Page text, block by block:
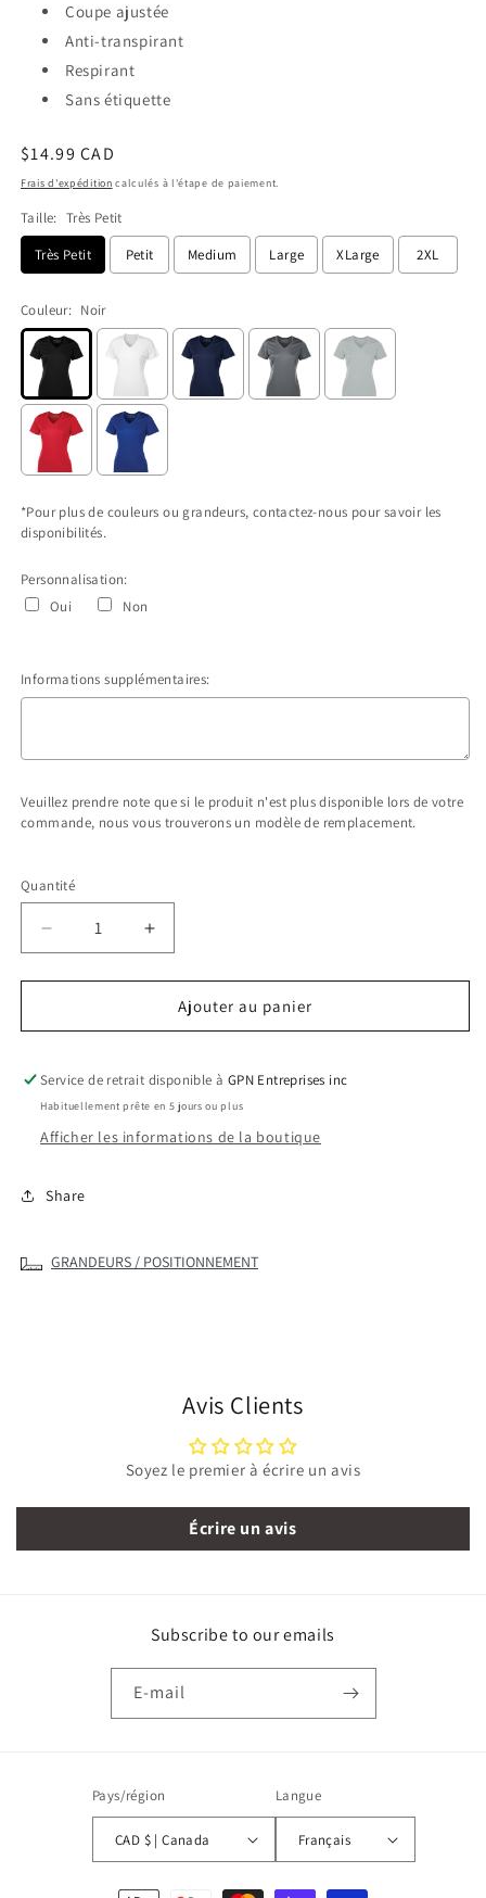
Coupe ajustée
Anti-transpirant
Respirant
Sans étiquette
Prix
habituel
$14.99 CAD
Frais d'expédition calculés à l'étape de paiement.
Taille: Très Petit
Très Petit
Petit Medium Large XLarge 2XL
Couleur: Noir
*Pour plus de couleurs ou grandeurs, contactez-nous pour savoir les
disponibilités.
Personnalisation:
Oui
Non
Informations supplémentaires:
Veuillez prendre note que si le produit n'est plus disponible lors de votre
commande, nous vous trouverons un modèle de remplacement.
Selection will add
Quantité
Réduire
quantité
L3520
T-
shirt
pro
col
pour
Augmenter
quantité
L3520
T-
shirt
pro
pour
Ajouter au panier
Service de retrait disponible à GPN Entreprises inc
Habituellement prête en 5 jours ou plus
Afficher les informations de la boutique
Share
GRANDEURS / POSITIONNEMENT
Avis Clients
Soyez le premier à écrire un avis
Écrire un avis
Subscribe to our emails
E-mail
Pays/région
CAD $ | Canada
Langue
Français
Moyens